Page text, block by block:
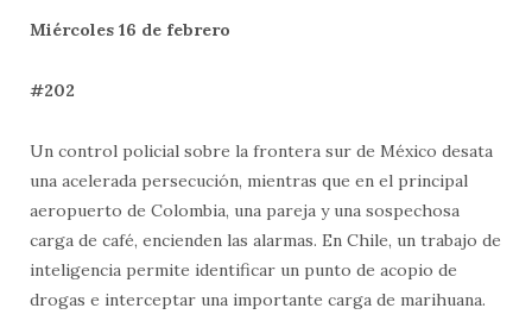
Miércoles 16 de febrero
#202
Un control policial sobre la frontera sur de México desata
una acelerada persecución, mientras que en el principal
aeropuerto de Colombia, una pareja y una sospechosa
carga de café, encienden las alarmas. En Chile, un trabajo de
inteligencia permite identificar un punto de acopio de
drogas e interceptar una importante carga de marihuana.